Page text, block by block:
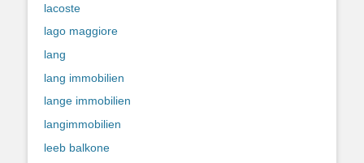
lacoste
lago maggiore
lang
lang immobilien
lange immobilien
langimmobilien
leeb balkone